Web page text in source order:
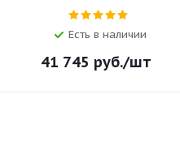
Есть в наличии
41 745 руб./шт